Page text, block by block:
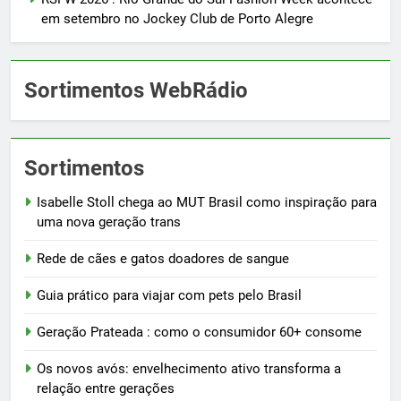
em setembro no Jockey Club de Porto Alegre
Sortimentos WebRádio
Sortimentos
Isabelle Stoll chega ao MUT Brasil como inspiração para
uma nova geração trans
Rede de cães e gatos doadores de sangue
Guia prático para viajar com pets pelo Brasil
Geração Prateada : como o consumidor 60+ consome
Os novos avós: envelhecimento ativo transforma a
relação entre gerações